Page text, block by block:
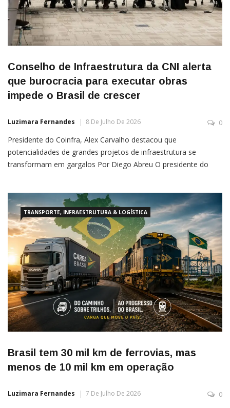
Conselho de Infraestrutura da CNI alerta
que burocracia para executar obras
impede o Brasil de crescer
Luzimara Fernandes 8 De Julho De 2026 0
Presidente do Coinfra, Alex Carvalho destacou que
potencialidades de grandes projetos de infraestrutura se
transformam em gargalos Por Diego Abreu O presidente do
precisa superar os obstáculos para execução das obras de
melhoria da infraestrutura
TRANSPORTE, INFRAESTRUTURA & LOGÍSTICA
Brasil tem 30 mil km de ferrovias, mas
menos de 10 mil km em operação
Luzimara Fernandes 7 De Julho De 2026 0